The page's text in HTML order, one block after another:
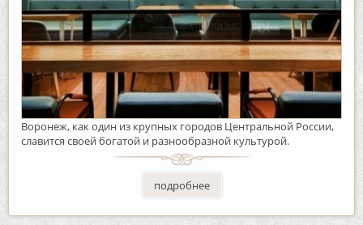
Воронеж, как один из крупных городов Центральной России,
славится своей богатой и разнообразной культурой.
подробнее